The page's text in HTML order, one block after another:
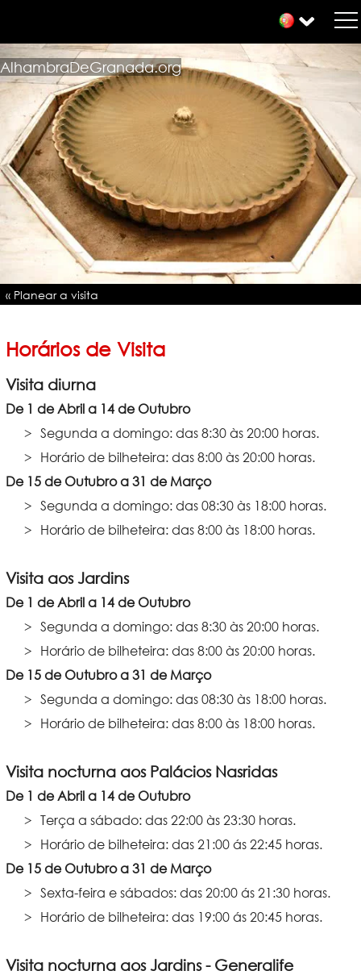
AlhambraDeGranada.org
« Planear a visita
Horários de Visita
Visita diurna
De 1 de Abril a 14 de Outubro
Segunda a domingo: das 8:30 às 20:00 horas.
Horário de bilheteira: das 8:00 às 20:00 horas.
De 15 de Outubro a 31 de Março
Segunda a domingo: das 08:30 às 18:00 horas.
Horário de bilheteira: das 8:00 às 18:00 horas.
Visita aos Jardins
De 1 de Abril a 14 de Outubro
Segunda a domingo: das 8:30 às 20:00 horas.
Horário de bilheteira: das 8:00 às 20:00 horas.
De 15 de Outubro a 31 de Março
Segunda a domingo: das 08:30 às 18:00 horas.
Horário de bilheteira: das 8:00 às 18:00 horas.
Visita nocturna aos Palácios Nasridas
De 1 de Abril a 14 de Outubro
Terça a sábado: das 22:00 às 23:30 horas.
Horário de bilheteira: das 21:00 ás 22:45 horas.
De 15 de Outubro a 31 de Março
Sexta-feira e sábados: das 20:00 ás 21:30 horas.
Horário de bilheteira: das 19:00 ás 20:45 horas.
Visita nocturna aos Jardins - Generalife